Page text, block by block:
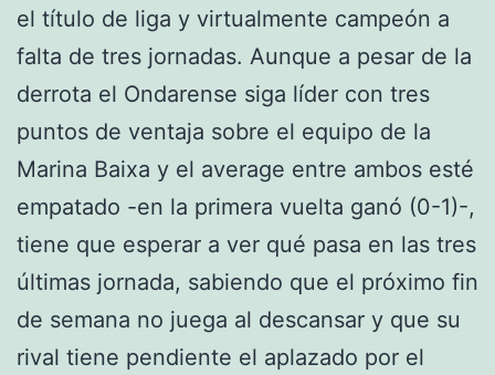
el título de liga y virtualmente campeón a
falta de tres jornadas. Aunque a pesar de la
derrota el Ondarense siga líder con tres
puntos de ventaja sobre el equipo de la
Marina Baixa y el average entre ambos esté
empatado -en la primera vuelta ganó (0-1)-,
tiene que esperar a ver qué pasa en las tres
últimas jornada, sabiendo que el próximo fin
de semana no juega al descansar y que su
rival tiene pendiente el aplazado por el